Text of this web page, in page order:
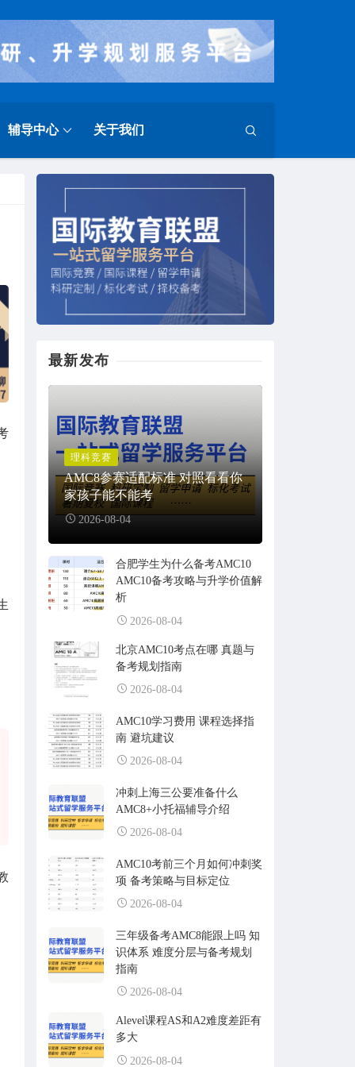
辅导中心 关于我们
最新发布
理科竞赛
AMC8参赛适配标准 对照看看你
家孩子能不能考
2026-08-04
合肥学生为什么备考AMC10
AMC10备考攻略与升学价值解
析
2026-08-04
北京AMC10考点在哪 真题与
备考规划指南
2026-08-04
AMC10学习费用 课程选择指
南 避坑建议
2026-08-04
冲刺上海三公要准备什么
AMC8+小托福辅导介绍
2026-08-04
AMC10考前三个月如何冲刺奖
项 备考策略与目标定位
2026-08-04
三年级备考AMC8能跟上吗 知
识体系 难度分层与备考规划
指南
2026-08-04
Alevel课程AS和A2难度差距有
多大
2026-08-04